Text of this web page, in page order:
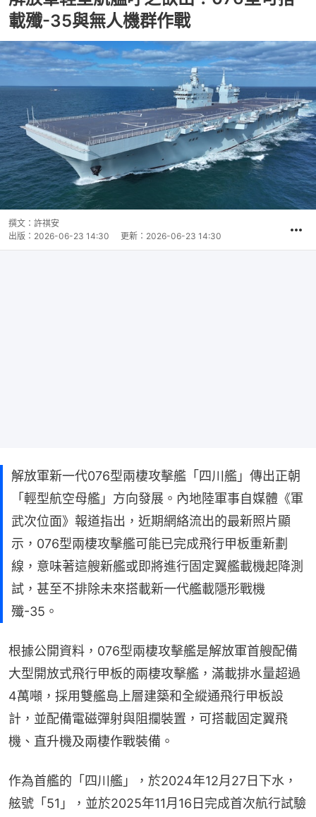
載殲-35與無人機群作戰
撰文： 許祺安
出版： 2026-06-23 14:30 更新： 2026-06-23 14:30
解放軍新一代076型兩棲攻擊艦「四川艦」傳出正朝
「輕型航空母艦」方向發展。內地陸軍事自媒體《軍
武次位面》報道指出，近期網絡流出的最新照片顯
示，076型兩棲攻擊艦可能已完成飛行甲板重新劃
線，意味著這艘新艦或即將進行固定翼艦載機起降測
試，甚至不排除未來搭載新一代艦載隱形戰機
殲-35。
根據公開資料，076型兩棲攻擊艦是解放軍首艘配備
大型開放式飛行甲板的兩棲攻擊艦，滿載排水量超過
4萬噸，採用雙艦島上層建築和全縱通飛行甲板設
計，並配備電磁彈射與阻攔裝置，可搭載固定翼飛
機、直升機及兩棲作戰裝備。
作為首艦的「四川艦」，於2024年12月27日下水，
舷號「51」，並於2025年11月16日完成首次航行試驗